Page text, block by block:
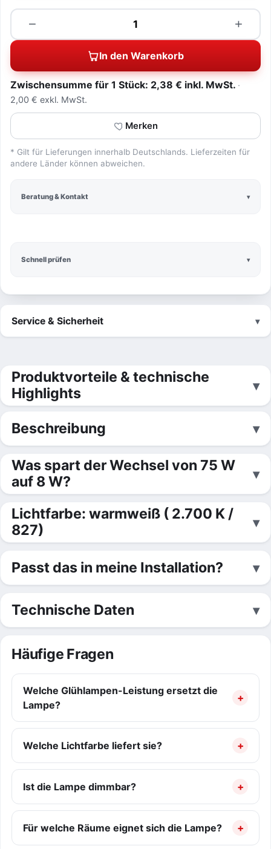
Schnell prüfen
−
Menge +
In den Warenkorb
Zwischensumme für 1 Stück: 2,38 € inkl. MwSt.
2,00 € exkl. MwSt.
Merken
* Gilt für Lieferungen innerhalb Deutschlands. Lieferzeiten für
andere Länder können abweichen.
Beratung & Kontakt
Service & Sicherheit
Produktvorteile & technische
Highlights
Beschreibung
Was spart der Wechsel von 75 W
auf 8 W?
Lichtfarbe: warmweiß ( 2.700 K /
827)
Passt das in meine Installation?
Technische Daten
Häufige Fragen
Welche Glühlampen-Leistung ersetzt die
Lampe?
Welche Lichtfarbe liefert sie?
Ist die Lampe dimmbar?
Für welche Räume eignet sich die Lampe?